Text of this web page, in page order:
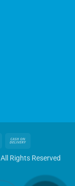
MasterCard
Delivery
Rights Reserved